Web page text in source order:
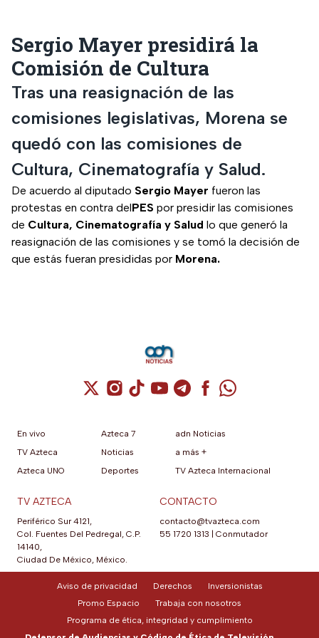
Sergio Mayer presidirá la
Comisión de Cultura
Tras una reasignación de las
comisiones legislativas, Morena se
quedó con las comisiones de
Cultura, Cinematografía y Salud.
De acuerdo al diputado Sergio Mayer fueron las
protestas en contra delPES por presidir las comisiones
de Cultura, Cinematografía y Salud lo que generó la
reasignación de las comisiones y se tomó la decisión de
que estás fueran presididas por Morena.
Cuenta de X / Twitter (se abre en una
Cuenta de Instagram (se abre en una
Cuenta de TikTok (se abre en
Cuenta de YouTube (se abre
Cuenta de Telegram (se
Cuenta de
Cuenta de
En vivo
TV Azteca
Azteca UNO
Azteca 7
Noticias
Deportes
adn Noticias
a más +
TV Azteca Internacional
TV AZTECA
Periférico Sur 4121,
Col. Fuentes Del Pedregal, C.P.
14140,
Ciudad De México, México.
CONTACTO
contacto@tvazteca.com
55 1720 1313
Conmutador
Aviso de privacidad Derechos
Inversionistas
Promo Espacio
Trabaja con nosotros
Programa de ética, integridad y cumplimiento